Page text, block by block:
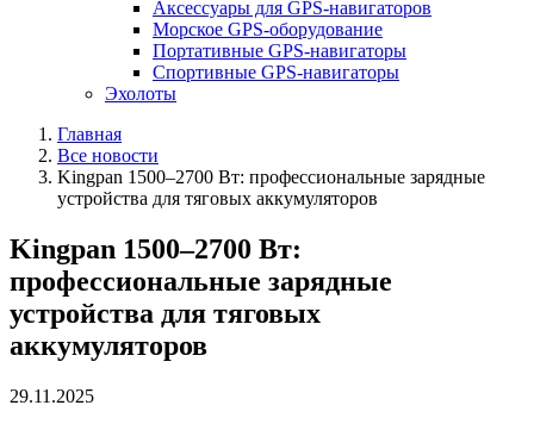
Аксессуары для GPS-навигаторов
Морское GPS-оборудование
Портативные GPS-навигаторы
Спортивные GPS-навигаторы
Эхолоты
Главная
Все новости
Kingpan 1500–2700 Вт: профессиональные зарядные
устройства для тяговых аккумуляторов
Kingpan 1500–2700 Вт:
профессиональные зарядные
устройства для тяговых
аккумуляторов
29.11.2025